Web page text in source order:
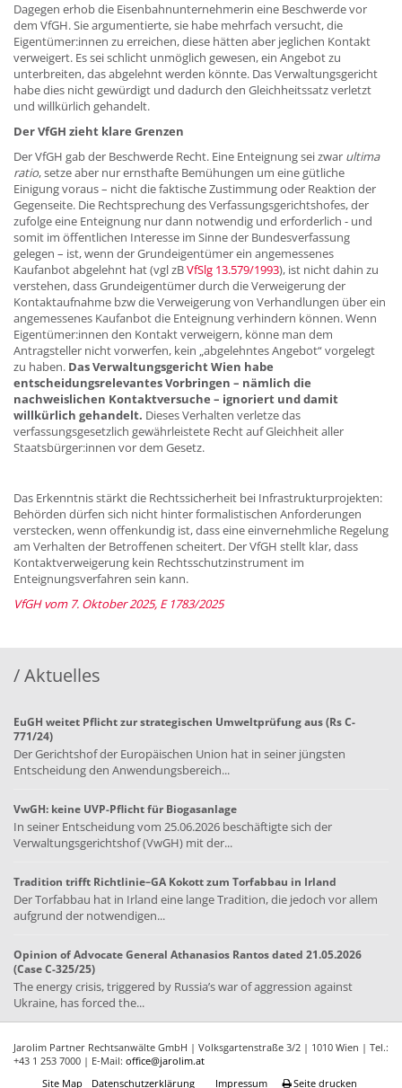
Dagegen erhob die Eisenbahnunternehmerin eine Beschwerde vor
dem VfGH. Sie argumentierte, sie habe mehrfach versucht, die
Eigentümer:innen zu erreichen, diese hätten aber jeglichen Kontakt
verweigert. Es sei schlicht unmöglich gewesen, ein Angebot zu
unterbreiten, das abgelehnt werden könnte. Das Verwaltungsgericht
habe dies nicht gewürdigt und dadurch den Gleichheitssatz verletzt
und willkürlich gehandelt.
Der VfGH zieht klare Grenzen
Der VfGH gab der Beschwerde Recht. Eine Enteignung sei zwar ultima
ratio, setze aber nur ernsthafte Bemühungen um eine gütliche
Einigung voraus – nicht die faktische Zustimmung oder Reaktion der
Gegenseite. Die Rechtsprechung des Verfassungsgerichtshofes, der
zufolge eine Enteignung nur dann notwendig und erforderlich - und
somit im öffentlichen Interesse im Sinne der Bundesverfassung
gelegen – ist, wenn der Grundeigentümer ein angemessenes
Kaufanbot abgelehnt hat (vgl zBVfSlg 13.579/1993), ist nicht dahin zu
verstehen, dass Grundeigentümer durch die Verweigerung der
Kontaktaufnahme bzw die Verweigerung von Verhandlungen über ein
angemessenes Kaufanbot die Enteignung verhindern können. Wenn
Eigentümer:innen den Kontakt verweigern, könne man dem
Antragsteller nicht vorwerfen, kein „abgelehntes Angebot“ vorgelegt
zu haben. Das Verwaltungsgericht Wien habe
entscheidungsrelevantes Vorbringen – nämlich die
nachweislichen Kontaktversuche – ignoriert und damit
willkürlich gehandelt. Dieses Verhalten verletze das
verfassungsgesetzlich gewährleistete Recht auf Gleichheit aller
Staatsbürger:innen vor dem Gesetz.
Das Erkenntnis stärkt die Rechtssicherheit bei Infrastrukturprojekten:
Behörden dürfen sich nicht hinter formalistischen Anforderungen
verstecken, wenn offenkundig ist, dass eine einvernehmliche Regelung
am Verhalten der Betroffenen scheitert. Der VfGH stellt klar, dass
Kontaktverweigerung kein Rechtsschutzinstrument im
Enteignungsverfahren sein kann.
VfGH vom 7. Oktober 2025, E 1783/2025
/ Aktuelles
EuGH weitet Pflicht zur strategischen Umweltprüfung aus (Rs C-
771/24)
Der Gerichtshof der Europäischen Union hat in seiner jüngsten
Entscheidung den Anwendungsbereich...
VwGH: keine UVP-Pflicht für Biogasanlage
In seiner Entscheidung vom 25.06.2026 beschäftigte sich der
Verwaltungsgerichtshof (VwGH) mit der...
Tradition trifft Richtlinie–GA Kokott zum Torfabbau in Irland
Der Torfabbau hat in Irland eine lange Tradition, die jedoch vor allem
aufgrund der notwendigen...
Opinion of Advocate General Athanasios Rantos dated 21.05.2026
(Case C-325/25)
The energy crisis, triggered by Russia’s war of aggression against
Ukraine, has forced the...
Jarolim Partner Rechtsanwälte GmbH | Volksgartenstraße 3/2 | 1010 Wien | Tel.:
+43 1 253 7000 | E-Mail: office@jarolim.at
Site Map
Datenschutzerklärung Impressum Seite drucken